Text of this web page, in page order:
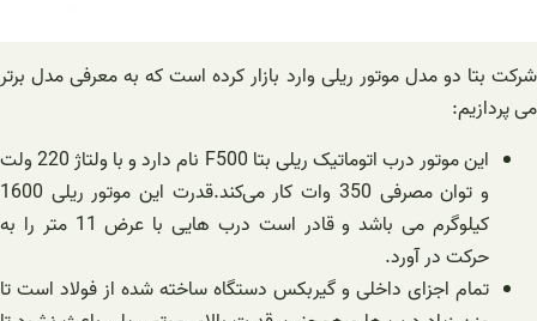
شرکت بتا دو مدل موتور ریلی وارد بازار کرده است که به معرفی مدل برتر
می پردازیم:
این موتور درب اتوماتیک ریلی بتا F500 نام دارد و با ولتاژ 220 ولت
و توان مصرفی 350 وات کار می‌کند.قدرت این موتور ریلی 1600
کیلوگرم می باشد و قادر است درب هایی با عرض 11 متر را به
حرکت در آورد.
تمام اجزای داخلی و گیربکس دستگاه ساخته شده از فولاد است تا